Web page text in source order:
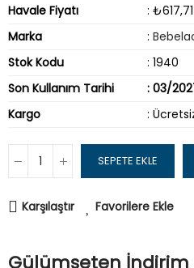
Havale Fiyatı
:
Marka
:
Stok Kodu
: 1940
Son Kullanım Tarihi
: 03/
Kargo
:
SEPETE EKLE
Karşılaştır Favorilere Ekle
Gülümseten İndirim